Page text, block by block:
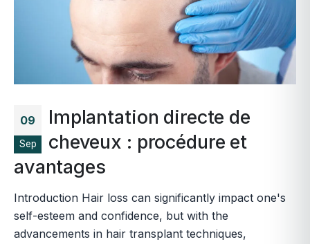
09
Sep
Implantation directe de
cheveux : procédure et
avantages
Introduction Hair loss can significantly impact one's
self-esteem and confidence, but with the
advancements in hair transplant techniques,